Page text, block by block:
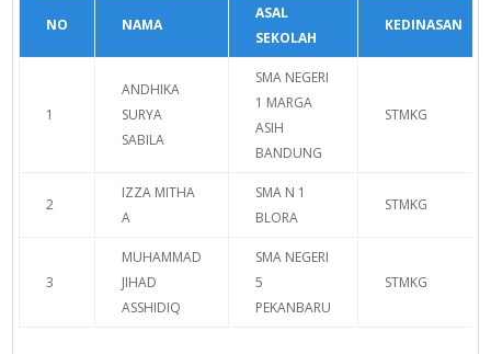
NO NAMA
ASAL
SEKOLAH
KEDINASAN
1
ANDHIKA
SURYA
SABILA
SMA NEGERI
1 MARGA
ASIH
BANDUNG
STMKG
2
IZZA MITHA
A
SMA N 1
BLORA
STMKG
3
MUHAMMAD
JIHAD
ASSHIDIQ
SMA NEGERI
5
PEKANBARU
STMKG